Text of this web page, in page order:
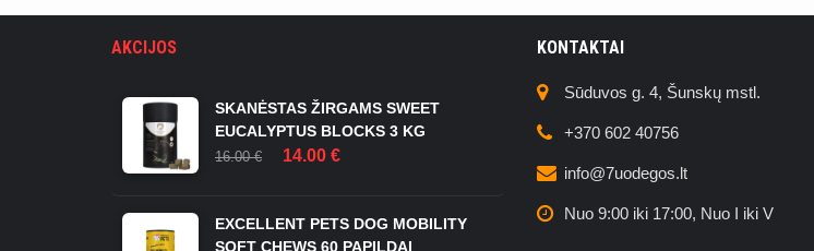
AKCIJOS
SKANĖSTAS ŽIRGAMS SWEET
EUCALYPTUS BLOCKS 3 KG
16.00€
ORIGINAL
16.00 €.
14.00 €
14.00 €.
EXCELLENT PETS DOG MOBILITY
SOFT CHEWS 60 PAPILDAI
KONTAKTAI
Sūduvos g. 4, Šunskų mstl.
+370 602 40756
info@7uodegos.lt
Nuo 9:00 iki 17:00, Nuo I iki V